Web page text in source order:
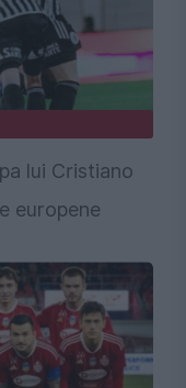
lui Cristiano
europene